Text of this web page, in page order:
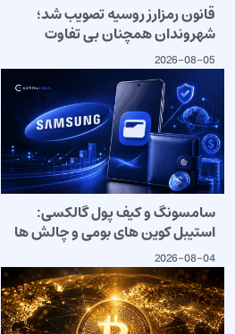
قانون رمزارز روسیه تصویب شد؛
شهروندان همچنان بی تفاوت
2026-08-05
سامسونگ و کیف پول گالکسی:
استیبل کوین های بومی و چالش ها
2026-08-04